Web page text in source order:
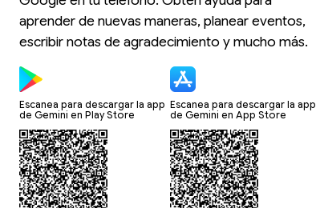
aprender de nuevas maneras, planear eventos,
escribir notas de agradecimiento y mucho más.
Escanea para descargar la app
de Gemini en Play Store
Escanea para descargar la app
de Gemini en App Store